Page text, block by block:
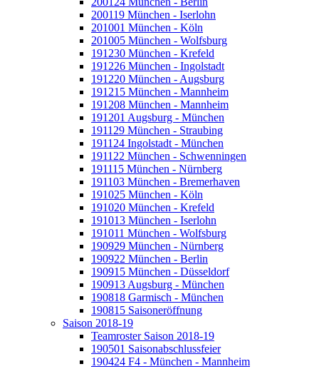
200119 München - Iserlohn
201001 München - Köln
201005 München - Wolfsburg
191230 München - Krefeld
191226 München - Ingolstadt
191220 München - Augsburg
191215 München - Mannheim
191208 München - Mannheim
191201 Augsburg - München
191129 München - Straubing
191124 Ingolstadt - München
191122 München - Schwenningen
191115 München - Nürnberg
191103 München - Bremerhaven
191025 München - Köln
191020 München - Krefeld
191013 München - Iserlohn
191011 München - Wolfsburg
190929 München - Nürnberg
190922 München - Berlin
190915 München - Düsseldorf
190913 Augsburg - München
190818 Garmisch - München
190815 Saisoneröffnung
Saison 2018-19
Teamroster Saison 2018-19
190501 Saisonabschlussfeier
190424 F4 - München - Mannheim